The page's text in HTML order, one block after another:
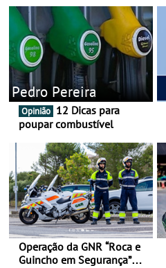
Pedro Pereira
Opinião
poupar combustível
Operação da GNR “Roca e
Guincho em Segurança”